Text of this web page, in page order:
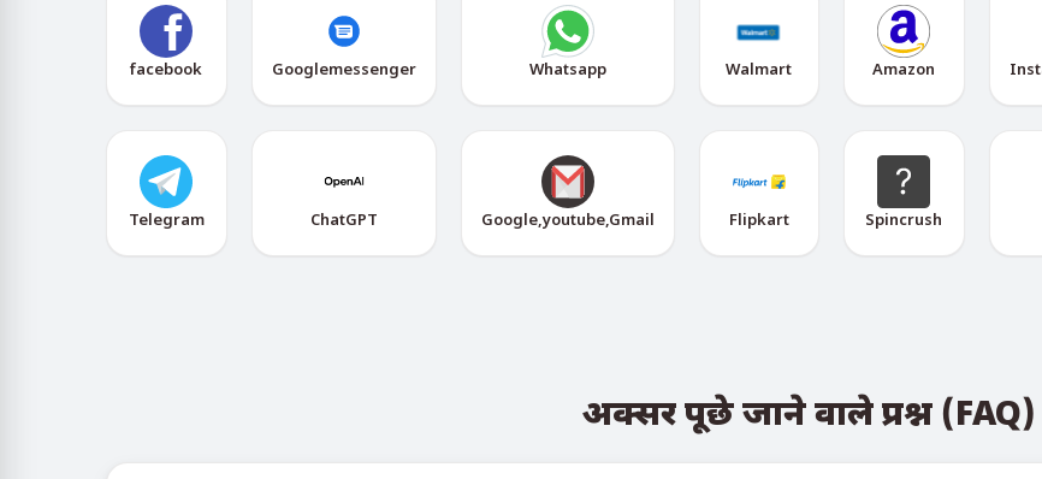
facebook Googlemessenger Whatsapp Walmart Amazon
Telegram ChatGPT Google,youtube,Gmail Flipkart Spincrush
अक्सर पूछे जाने वाले प्रश्न (FAQ)